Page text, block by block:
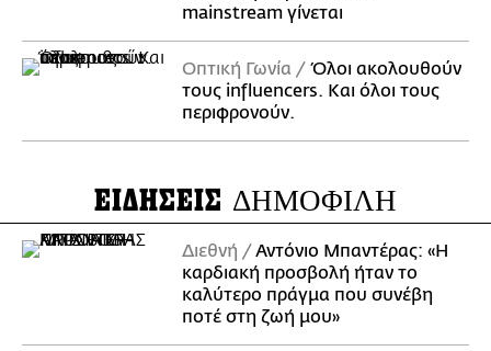
mainstream γίνεται
Οπτική Γωνία
Όλοι ακολουθούν
τους influencers. Και όλοι τους
περιφρονούν.
ΕΙΔΗΣΕΙΣ ΔΗΜΟΦΙΛΗ
Διεθνή
Αντόνιο Μπαντέρας: «Η
καρδιακή προσβολή ήταν το
καλύτερο πράγμα που συνέβη
ποτέ στη ζωή μου»